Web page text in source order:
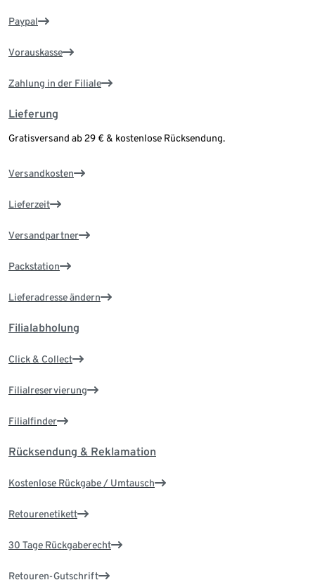
Paypal
Vorauskasse
Zahlung in der Filiale
Lieferung
Gratisversand ab 29 € & kostenlose Rücksendung.
Versandkosten
Lieferzeit
Versandpartner
Packstation
Lieferadresse ändern
Filialabholung
Click & Collect
Filialreservierung
Filialfinder
Rücksendung & Reklamation
Kostenlose Rückgabe / Umtausch
Retourenetikett
30 Tage Rückgaberecht
Retouren-Gutschrift